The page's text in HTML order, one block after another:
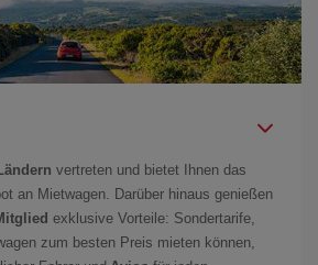
vertreten und bietet Ihnen das
an Mietwagen. Darüber hinaus genießen
exklusive Vorteile: Sondertarife,
zum besten Preis mieten können,